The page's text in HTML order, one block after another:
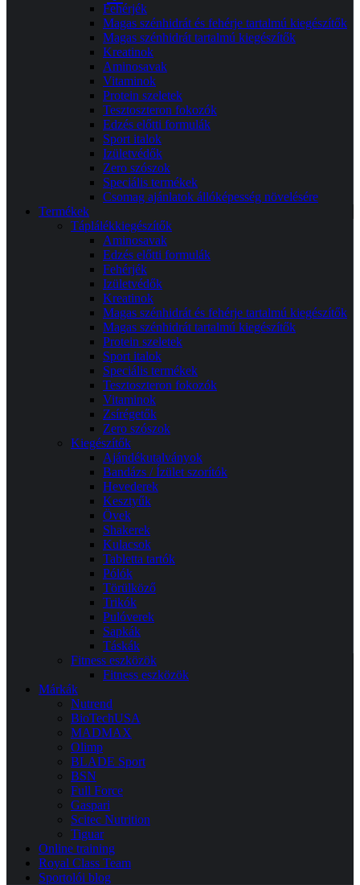
Fehérjék
Magas szénhidrát és fehérje tartalmú kiegészítők
Magas szénhidrát tartalmú kiegészítők
Kreatinok
Aminosavak
Vitaminok
Protein szeletek
Tesztoszteron fokozók
Edzés előtti formulák
Sport italok
Izületvédők
Zero szószok
Speciális termékek
Csomag ajánlatok állóképesség növelésére
Termékek
Táplálékkiegészítők
Aminosavak
Edzés előtti formulák
Fehérjék
Izületvédők
Kreatinok
Magas szénhidrát és fehérje tartalmú kiegészítők
Magas szénhidrát tartalmú kiegészítők
Protein szeletek
Sport italok
Speciális termékek
Tesztoszteron fokozók
Vitaminok
Zsírégetők
Zero szószok
Kiegészítők
Ajándékutalványok
Bandázs / Ízület szorítók
Hevederek
Kesztyűk
Övek
Shakerek
Kulacsok
Tabletta tartók
Pólók
Törülköző
Trikók
Pulóverek
Sapkák
Táskák
Fitness eszközök
Fitness eszközök
Márkák
Nutrend
BioTechUSA
MADMAX
Olimp
BLADE Sport
BSN
Full Force
Gaspari
Scitec Nutrition
Tiguar
Online training
Royal Class Team
Sportolói blog